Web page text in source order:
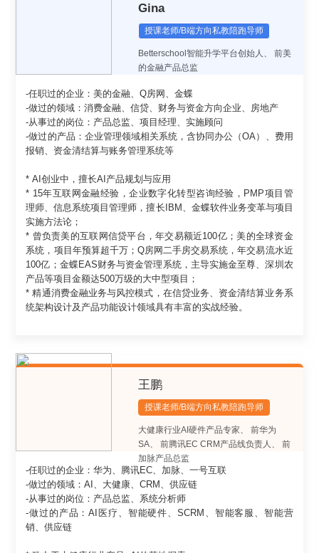
Gina
授课老师/B端方向私教陪跑导师
Betterschool智能升学平台创始人 、
前美
的金融产品总监
-任职过的企业：美的金融、Q房网、金蝶
-做过的领域：消费金融、信贷、财务与资金方向企业、房地产
-从事过的岗位：产品总监、项目经理、实施顾问
-做过的产品：企业管理领域相关系统，含协同办公（OA）、费用
报销、资金清结算与账务管理系统等
* AI创业中，擅长AI产品规划与应用
* 15年互联网金融经验，企业数字化转型咨询经验，PMP项目管
理师、信息系统项目管理师，擅长IBM、金蝶软件业务变革与项目
实施方法论；
* 曾负责美的互联网信贷平台，年交易额近100亿；美的全球资金
系统，项目年预算超千万；Q房网二手房交易系统，年交易流水近
100亿；金蝶EAS财务与资金管理系统，主导实施金至尊、深圳农
产品等项目金额达500万级的大中型项目；
* 精通消费金融业务与风控模式，在信贷业务、资金清结算业务系
王鹏
授课老师/B端方向私教陪跑导师
大健康行业AI硬件产品专家、
前华为
SA、 前腾讯EC CRM产品线负责人 、
前
加脉产品总监
-任职过的企业：华为、腾讯EC、加脉、一号互联
-做过的领域：AI、大健康、CRM、供应链
-从事过的岗位：产品总监、系统分析师
-做过的产品：AI医疗、智能硬件、SCRM、智能客服、智能营
销、供应链